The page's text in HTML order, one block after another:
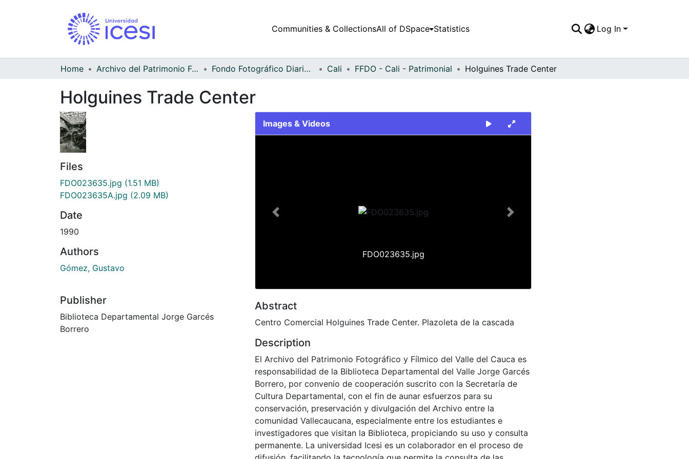
Communities & CollectionsAll of DSpace Statistics Log In
Home Archivo del Patrimonio Fotográfico y Fílmico del Valle del Cauca Fondo Fotográfico Diario Occidente Cali FFDO - Cali - Patrimonial Holguines Trade Center
Holguines Trade Center
Files
FDO023635.jpg (1.51 MB)
FDO023635A.jpg (2.09 MB)
Date
1990
Authors
Gómez, Gustavo
Publisher
Biblioteca Departamental Jorge Garcés
Borrero
Images & Videos
FDO023635.jpg
Previous Next
Abstract
Centro Comercial Holguines Trade Center. Plazoleta de la cascada
Description
El Archivo del Patrimonio Fotográfico y Fílmico del Valle del Cauca es
responsabilidad de la Biblioteca Departamental del Valle Jorge Garcés
Borrero, por convenio de cooperación suscrito con la Secretaría de
Cultura Departamental, con el fin de aunar esfuerzos para su
conservación, preservación y divulgación del Archivo entre la
comunidad Vallecaucana, especialmente entre los estudiantes e
investigadores que visitan la Biblioteca, propiciando su uso y consulta
permanente. La universidad Icesi es un colaborador en el proceso de